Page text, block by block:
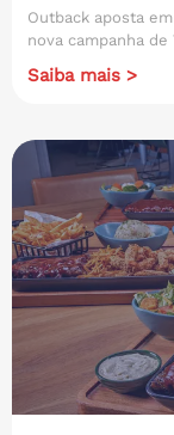
Outback aposta
nova campanha de
Saiba mais >